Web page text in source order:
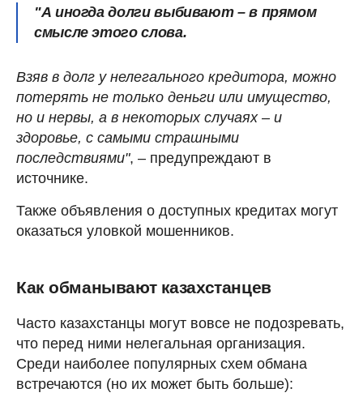
"А иногда долги выбивают – в прямом
смысле этого слова.
Взяв в долг у нелегального кредитора, можно
потерять не только деньги или имущество,
но и нервы, а в некоторых случаях – и
здоровье, с самыми страшными
последствиями", – предупреждают в
источнике.
Также объявления о доступных кредитах могут
оказаться уловкой мошенников.
Как обманывают казахстанцев
Часто казахстанцы могут вовсе не подозревать,
что перед ними нелегальная организация.
Среди наиболее популярных схем обмана
встречаются (но их может быть больше):